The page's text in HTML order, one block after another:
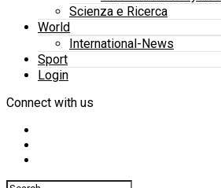
Scienza e Ricerca
World
International-News
Sport
Login
Connect with us